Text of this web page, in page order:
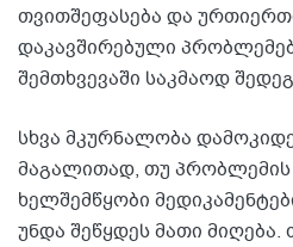
თვითშეფასება და
დაკავშირებული
შემთხვევაში საკმაოდ
სხვა მკურნალობა
მაგალითად, თუ პრობლემის
ხელშემწყობი
უნდა შეწყდეს მათი მიღება.